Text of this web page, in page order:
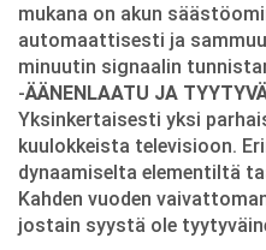
mukana on akun
automaattisesti ja
minuutin signaalin
-ÄÄNENLAATU JA
Yksinkertaisesti yksi
kuulokkeista televisioon.
dynaamiselta elementiltä
Kahden vuoden
jostain syystä ole